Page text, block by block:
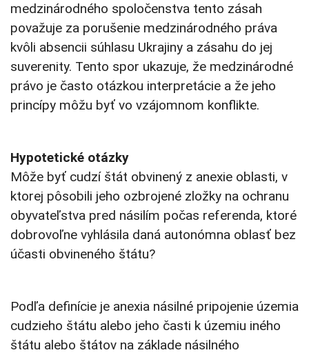
medzinárodného spoločenstva tento zásah
považuje za porušenie medzinárodného práva
kvôli absencii súhlasu Ukrajiny a zásahu do jej
suverenity. Tento spor ukazuje, že medzinárodné
právo je často otázkou interpretácie a že jeho
princípy môžu byť vo vzájomnom konflikte.
Hypotetické otázky
Môže byť cudzí štát obvinený z anexie oblasti, v
ktorej pôsobili jeho ozbrojené zložky na ochranu
obyvateľstva pred násilím počas referenda, ktoré
dobrovoľne vyhlásila daná autonómna oblasť bez
účasti obvineného štátu?
Podľa definície je anexia násilné pripojenie územia
cudzieho štátu alebo jeho časti k územiu iného
štátu alebo štátov na základe násilného